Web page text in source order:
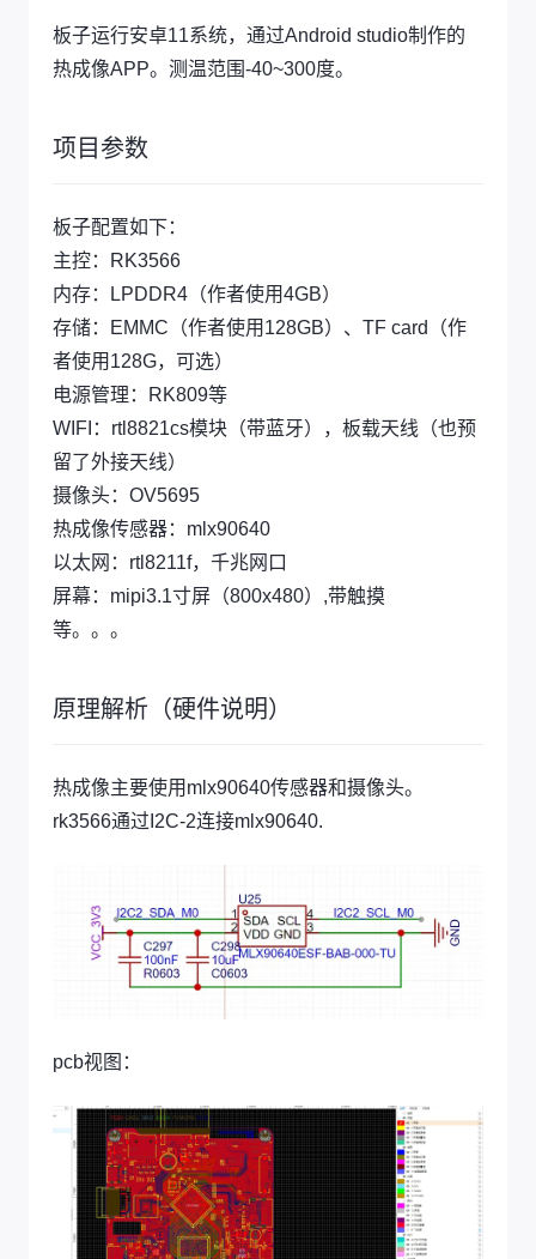
板子运行安卓11系统，通过Android studio制作的
热成像APP。测温范围-40~300度。
项目参数
板子配置如下：
主控：RK3566
内存：LPDDR4（作者使用4GB）
存储：EMMC（作者使用128GB）、TF card（作
者使用128G，可选）
电源管理：RK809等
WIFI：rtl8821cs模块（带蓝牙），板载天线（也预
留了外接天线）
摄像头：OV5695
热成像传感器：mlx90640
以太网：rtl8211f，千兆网口
屏幕：mipi3.1寸屏（800x480）,带触摸
等。。。
原理解析（硬件说明）
热成像主要使用mlx90640传感器和摄像头。
rk3566通过I2C-2连接mlx90640.
pcb视图：